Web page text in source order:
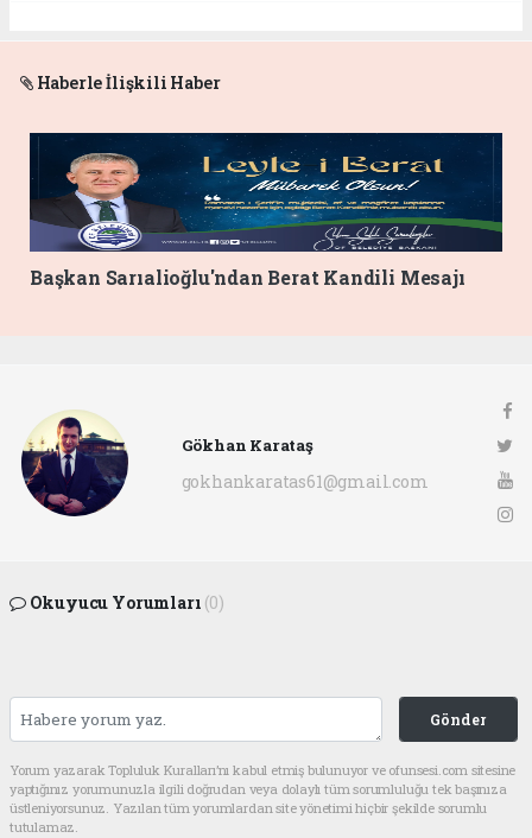
Haberle İlişkili Haber
Başkan Sarıalioğlu'ndan Berat Kandili Mesajı
Gökhan Karataş
gokhankaratas61@gmail.com
Okuyucu Yorumları (0)
Gönder
Yorum yazarak Topluluk Kuralları’nı kabul etmiş bulunuyor ve ofunsesi.com sitesine
yaptığınız yorumunuzla ilgili doğrudan veya dolaylı tüm sorumluluğu tek başınıza
üstleniyorsunuz. Yazılan tüm yorumlardan site yönetimi hiçbir şekilde sorumlu
tutulamaz.